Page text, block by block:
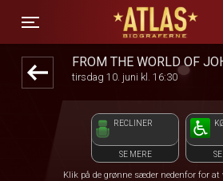
Toggle navigation
ATLAS Biograferne
FROM THE WORLD OF
tirsdag 10. juni kl. 16:30
RECLINER
SE MERE
Klik på de grønne sæder nedenfor for at
front05-temp 092832